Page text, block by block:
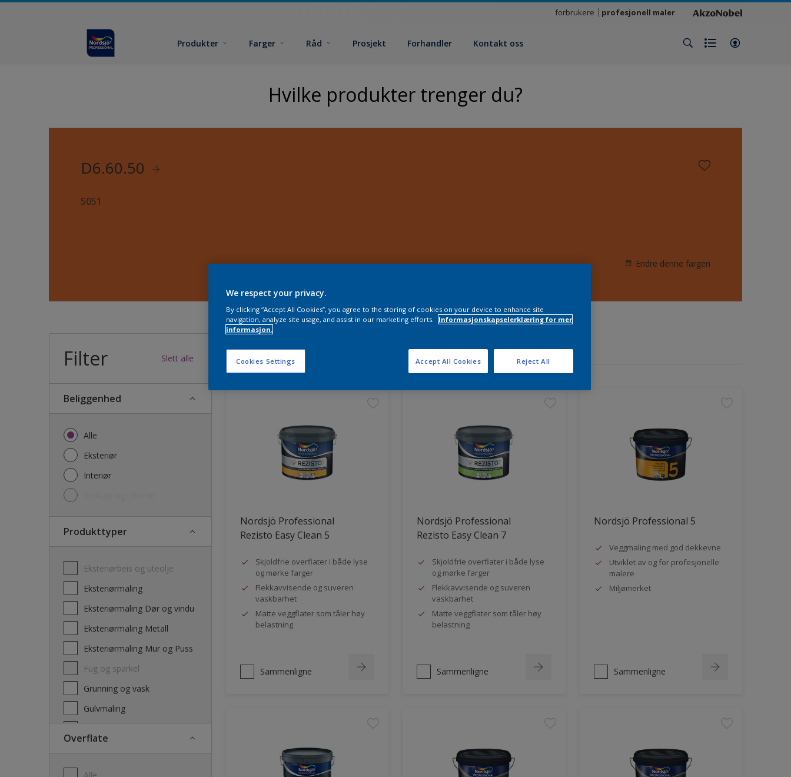
forbrukere profesjonell maler
Produkter Farger Råd Prosjekt Forhandler Kontakt oss
Hvilke produkter trenger du?
D6.60.50
5051
Endre denne fargen
Filter Slett alle
Beliggenhed
Alle
Eksteriør
Interiør
Produkttyper
Eksteriørbeis og uteolje
Eksteriørmaling
Eksteriørmaling Dør og vindu
Eksteriørmaling Metall
Eksteriørmaling Mur og Puss
Fug og sparkel
Grunning og vask
Gulvmaling
Overflate
Alle
31produkter funnet
Nordsjö Professional
Rezisto Easy Clean 5
Skjoldfrie overflater i både lyse
og mørke farger
Flekkavvisende og suveren
vaskbarhet
Matte veggflater som tåler høy
belastning
Sammenligne
Nordsjö Professional
Rezisto Easy Clean 7
Skjoldfrie overflater i både lyse
og mørke farger
Flekkavvisende og suveren
vaskbarhet
Matte veggflater som tåler høy
belastning
Sammenligne
Nordsjö Professional 5
Veggmaling med god dekkevne
Utviklet av og for profesjonelle
malere
Miljømerket
Sammenligne
We respect your privacy.
By clicking “Accept All Cookies”, you agree to the storing of cookies on your device to enhance site
navigation, analyze site usage, and assist in our marketing efforts.
Informasjonskapselerklæring for mer
informasjon.
Cookies Settings Reject All
Accept All Cookies